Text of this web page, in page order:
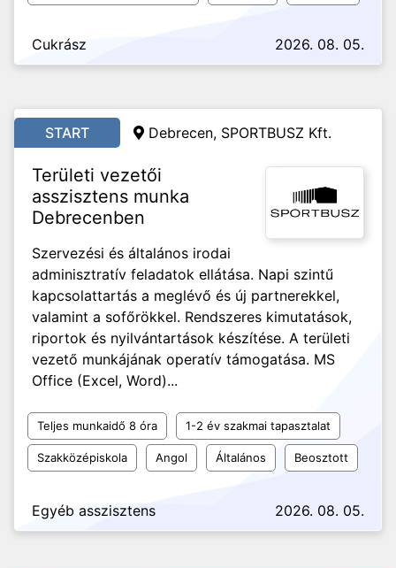
Cukrász 2026. 08. 05.
START Debrecen, SPORTBUSZ Kft.
Területi vezetői
asszisztens munka
Debrecenben
Szervezési és általános irodai
adminisztratív feladatok ellátása. Napi szintű
kapcsolattartás a meglévő és új partnerekkel,
valamint a sofőrökkel. Rendszeres kimutatások,
riportok és nyilvántartások készítése. A területi
vezető munkájának operatív támogatása. MS
Office (Excel, Word)...
Teljes munkaidő 8 óra 1-2 év szakmai tapasztalat
Szakközépiskola Angol Általános Beosztott
Egyéb asszisztens 2026. 08. 05.